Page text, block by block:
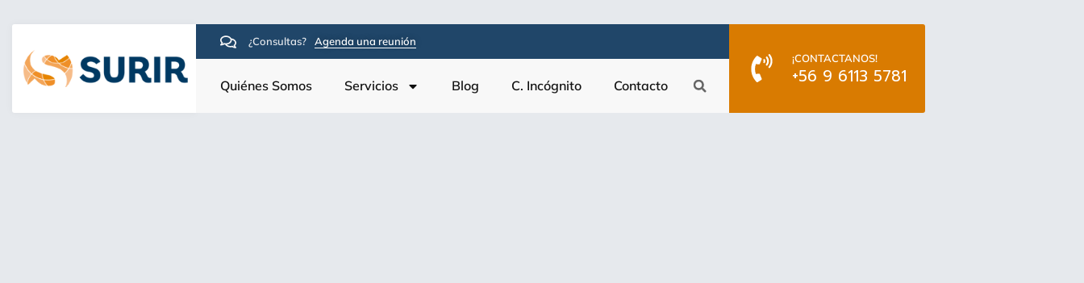
¿Consultas? Agenda una reunión
Quiénes Somos Servicios Blog C. Incógnito Contacto
¡CONTACTANOS!
+56 9 6113 5781